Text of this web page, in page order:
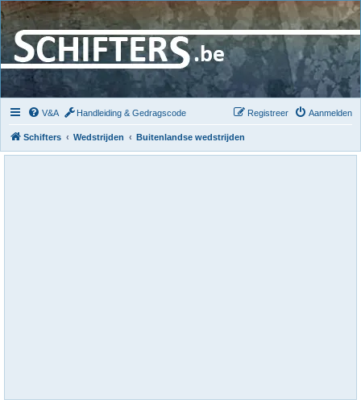
V&A Handleiding & Gedragscode Aanmelden
Registreer
Schifters Wedstrijden Buitenlandse wedstrijden